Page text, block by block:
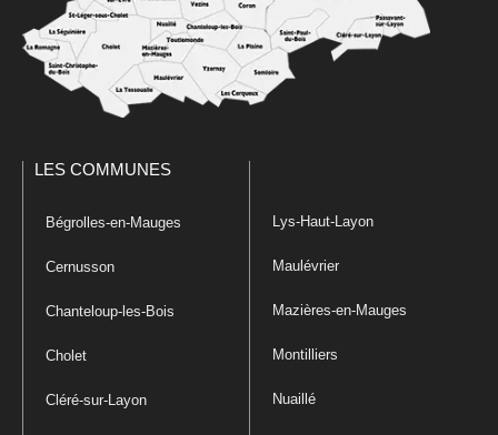
LES COMMUNES
Bégrolles-en-Mauges
Cernusson
Chanteloup-les-Bois
Cholet
Cléré-sur-Layon
Lys-Haut-Layon
Maulévrier
Mazières-en-Mauges
Montilliers
Nuaillé